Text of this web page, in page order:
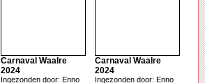
Carnaval Waalre
2024
Ingezonden door: Enno
Carnaval Waalre
2024
Ingezonden door: Enno